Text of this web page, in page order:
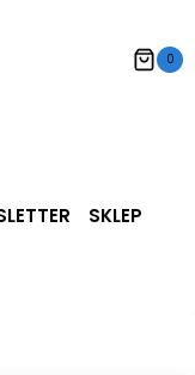
0
SKLEP